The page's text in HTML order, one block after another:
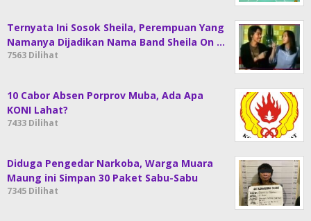
Ternyata Ini Sosok Sheila, Perempuan Yang
Namanya Dijadikan Nama Band Sheila On …
7563 Dilihat
10 Cabor Absen Porprov Muba, Ada Apa
KONI Lahat?
7433 Dilihat
Diduga Pengedar Narkoba, Warga Muara
Maung ini Simpan 30 Paket Sabu-Sabu
7345 Dilihat